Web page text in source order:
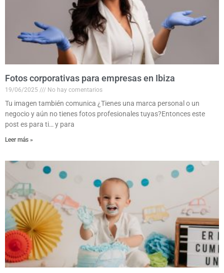
Fotos corporativas para empresas en Ibiza
19/06/2025 No hay comentarios
Tu imagen también comunica ¿Tienes una marca personal o un
negocio y aún no tienes fotos profesionales tuyas?Entonces este
post es para ti… y para
Leer más »